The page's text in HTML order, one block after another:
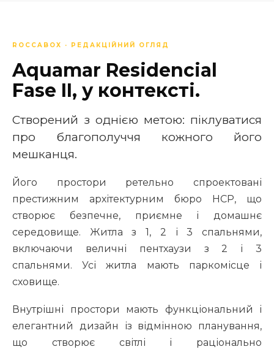
ROCCABOX · РЕДАКЦІЙНИЙ ОГЛЯД
Aquamar Residencial
Fase II, у контексті.
Створений з однією метою: піклуватися
про благополуччя кожного його
мешканця.
Його простори ретельно спроектовані
престижним архітектурним бюро HCP, що
створює безпечне, приємне і домашнє
середовище. Житла з 1, 2 і 3 спальнями,
включаючи величні пентхаузи з 2 і 3
спальнями. Усі житла мають паркомісце і
сховище.
Внутрішні простори мають функціональний і
елегантний дизайн із відмінною планування,
що створює світлі і раціонально